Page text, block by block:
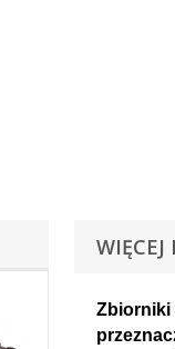
WIĘCEJ
Zbiorniki